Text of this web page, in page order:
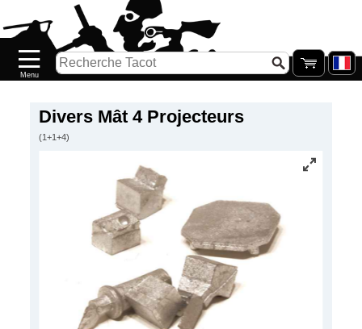
Divers Mât 4 Projecteurs
(1+1+4)
Nouveautés
Catalogue/Stock